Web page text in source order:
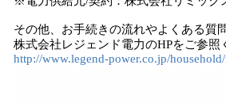
その他、お手続きの流れやよくある質問
株式会社レジェンド電力のHPをご参照
http://www.legend-power.co.jp/